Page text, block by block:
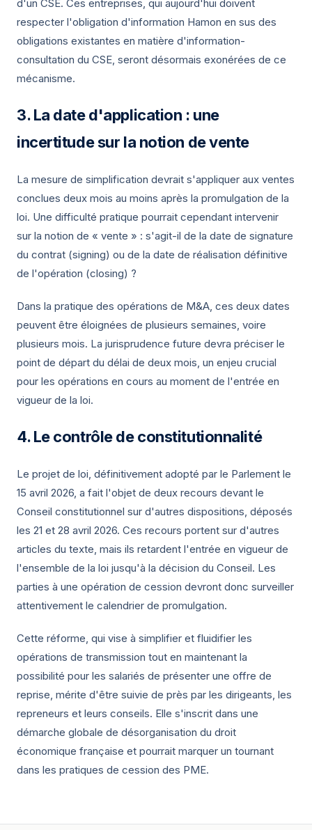
d'un CSE. Ces entreprises, qui aujourd'hui doivent
respecter l'obligation d'information Hamon en sus des
obligations existantes en matière d'information-
consultation du CSE, seront désormais exonérées de ce
mécanisme.
La date d'application : une
incertitude sur la notion de vente
La mesure de simplification devrait s'appliquer aux ventes
conclues deux mois au moins après la promulgation de la
loi. Une difficulté pratique pourrait cependant intervenir
sur la notion de « vente » : s'agit-il de la date de signature
du contrat (signing) ou de la date de réalisation définitive
de l'opération (closing) ?
Dans la pratique des opérations de M&A, ces deux dates
peuvent être éloignées de plusieurs semaines, voire
plusieurs mois. La jurisprudence future devra préciser le
point de départ du délai de deux mois, un enjeu crucial
pour les opérations en cours au moment de l'entrée en
vigueur de la loi.
Le contrôle de constitutionnalité
Le projet de loi, définitivement adopté par le Parlement le
15 avril 2026, a fait l'objet de deux recours devant le
Conseil constitutionnel sur d'autres dispositions, déposés
les 21 et 28 avril 2026. Ces recours portent sur d'autres
articles du texte, mais ils retardent l'entrée en vigueur de
l'ensemble de la loi jusqu'à la décision du Conseil. Les
parties à une opération de cession devront donc surveiller
attentivement le calendrier de promulgation.
Cette réforme, qui vise à simplifier et fluidifier les
opérations de transmission tout en maintenant la
possibilité pour les salariés de présenter une offre de
reprise, mérite d'être suivie de près par les dirigeants, les
repreneurs et leurs conseils. Elle s'inscrit dans une
démarche globale de désorganisation du droit
économique française et pourrait marquer un tournant
dans les pratiques de cession des PME.